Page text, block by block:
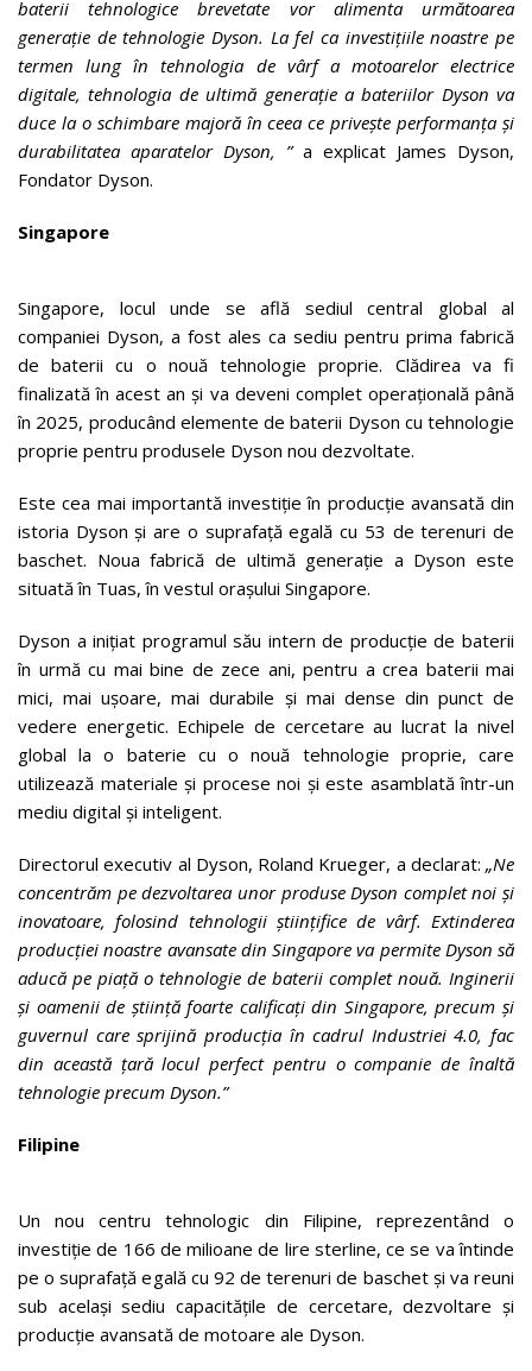
baterii tehnologice brevetate vor alimenta următoarea
generație de tehnologie Dyson. La fel ca investițiile noastre pe
termen lung în tehnologia de vârf a motoarelor electrice
digitale, tehnologia de ultimă generație a bateriilor Dyson va
duce la o schimbare majoră în ceea ce privește performanța și
durabilitatea aparatelor Dyson, ”a explicat James Dyson,
Fondator Dyson.
Singapore
Singapore, locul unde se află sediul central global al
companiei Dyson, a fost ales ca sediu pentru prima fabrică
de baterii cu o nouă tehnologie proprie. Clădirea va fi
finalizată în acest an și va deveni complet operațională până
în 2025, producând elemente de baterii Dyson cu tehnologie
proprie pentru produsele Dyson nou dezvoltate.
Este cea mai importantă investiție în producție avansată din
istoria Dyson și are o suprafață egală cu 53 de terenuri de
baschet. Noua fabrică de ultimă generație a Dyson este
situată în Tuas, în vestul orașului Singapore.
Dyson a inițiat programul său intern de producție de baterii
în urmă cu mai bine de zece ani, pentru a crea baterii mai
mici, mai ușoare, mai durabile și mai dense din punct de
vedere energetic. Echipele de cercetare au lucrat la nivel
global la o baterie cu o nouă tehnologie proprie, care
utilizează materiale și procese noi și este asamblată într-un
mediu digital și inteligent.
Directorul executiv al Dyson, Roland Krueger, a declarat: „Ne
concentrăm pe dezvoltarea unor produse Dyson complet noi și
inovatoare, folosind tehnologii științifice de vârf. Extinderea
producției noastre avansate din Singapore va permite Dyson să
aducă pe piață o tehnologie de baterii complet nouă. Inginerii
și oamenii de știință foarte calificați din Singapore, precum și
guvernul care sprijină producția în cadrul Industriei 4.0, fac
din această țară locul perfect pentru o companie de înaltă
tehnologie precum Dyson.”
Filipine
Un nou centru tehnologic din Filipine, reprezentând o
investiție de 166 de milioane de lire sterline, ce se va întinde
pe o suprafață egală cu 92 de terenuri de baschet și va reuni
sub același sediu capacitățile de cercetare, dezvoltare și
producție avansată de motoare ale Dyson.